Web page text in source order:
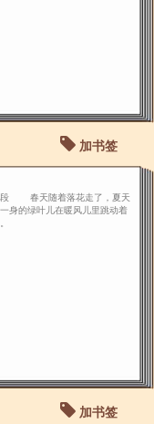
加书签
段 春天随着落花走了，夏天
身的绿叶儿在暖风儿里跳动着
加书签